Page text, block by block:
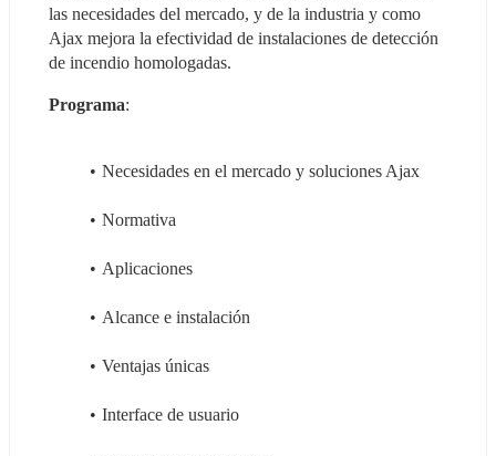
las necesidades del mercado, y de la industria y como
Ajax mejora la efectividad de instalaciones de detección
de incendio homologadas.
Programa:
Necesidades en el mercado y soluciones Ajax
Normativa
Aplicaciones
Alcance e instalación
Ventajas únicas
Interface de usuario